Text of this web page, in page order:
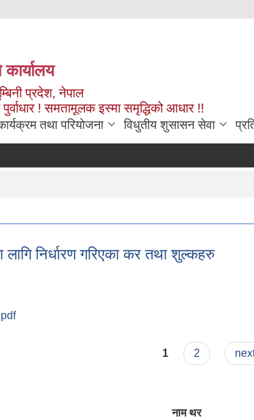
कार्यालय
प्रदेश, नेपाल
! समतामूलक इस्मा समृद्धिको आधार !!
तथा परियोजना विधुतीय शुसासन सेवा
निर्धारण गरिएका कर तथा शुल्कहरु
1 2
नाम थर